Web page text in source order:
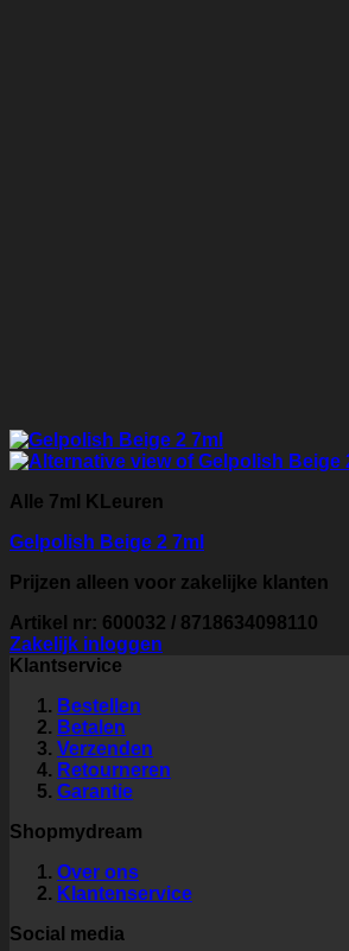
Alle 7ml KLeuren
Gelpolish Beige 2 7ml
Prijzen alleen voor zakelijke klanten
Artikel nr: 600032 / 8718634098110
Zakelijk inloggen
Klantservice
Bestellen
Betalen
Verzenden
Retourneren
Garantie
Shopmydream
Over ons
Klantenservice
Social media